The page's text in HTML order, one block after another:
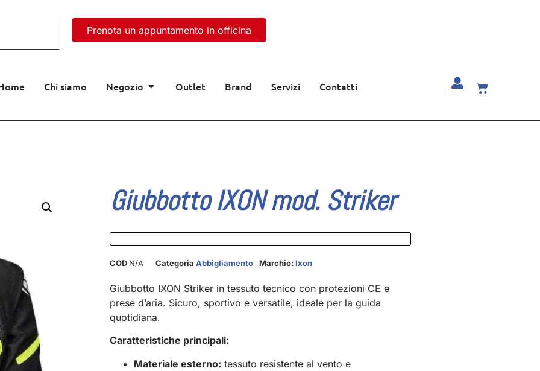
Prenota un appuntamento in officina
Chi siamo Negozio Outlet Brand Servizi Contatti
Giubbotto IXON mod. Striker
COD N/A Categoria Abbigliamento Marchio:Ixon
Giubbotto IXON Striker in tessuto tecnico con protezioni CE e
prese d’aria. Sicuro, sportivo e versatile, ideale per la guida
quotidiana.
Caratteristiche principali:
Materiale esterno: tessuto resistente al vento e